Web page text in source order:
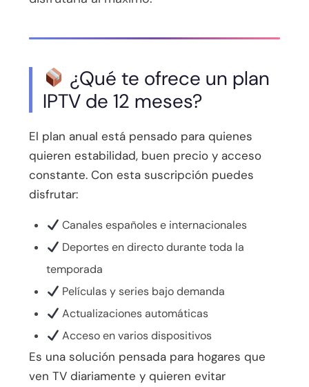
¿Qué te ofrece un plan
IPTV de 12 meses?
El plan anual está pensado para quienes
quieren estabilidad, buen precio y acceso
constante. Con esta suscripción puedes
disfrutar:
Canales españoles e internacionales
Deportes en directo durante toda la
temporada
Películas y series bajo demanda
Actualizaciones automáticas
Acceso en varios dispositivos
Es una solución pensada para hogares que
ven TV diariamente y quieren evitar